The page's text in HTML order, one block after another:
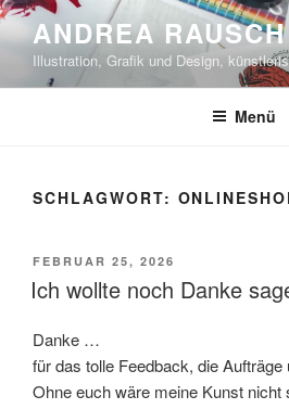
Zum
Inhalt
springen
ANDREA RAUSCH
Illustration, Grafik und Design,
Menü
SCHLAGWORT:
VERÖFFENTLICHT
AM
FEBRUAR 25, 2026
Ich wollte noch Danke
Danke …
für das tolle Feedback, die Aufträge
Ohne euch wäre meine Kunst nicht